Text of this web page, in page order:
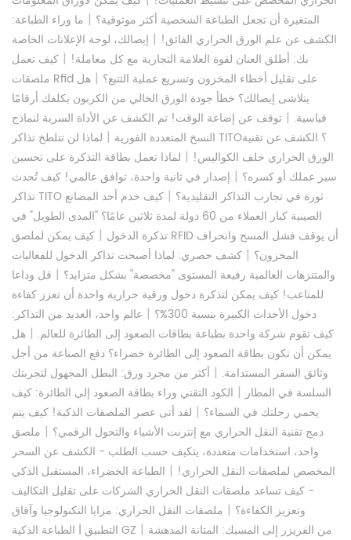
المتغيرة أن تجعل الطباعة الشخصية أكثر موثوقية؟ | ما وراء الطباعة:
الكشف عن علم الورق الحراري الفائق! | إيصالك، لوحة الإعلانات الخاصة
بك: أطلق العنان لقوة العلامة التجارية مع كل معاملة! | كيف تعمل
ملصقات Rfid على تقليل أخطاء المخزون وتسريع عملية التتبع؟ | هل
يتلاشى إيصالك؟ خطأ جودة الورق الخالي من الكربون يكلفك أرقامًا
قياسية. | توقف عن إضاعة الوقت! تم الكشف عن الأداة السرية لنماذج
النسخ المتعددة الفورية | لماذا لن تتلطخ تذاكر TITO؟ الكشف عن تقنية
الورق الحراري خلف الكواليس! | لماذا تعمل بطاقة التذكرة على تحسين
سير عملك أو كسره؟ | إصدار في ثانية واحدة، توافق عالمي! كيف تُحدث
تذاكر TITO ثورة في تجارب التذاكر التقليدية؟ | كيف خدم أحد المصانع
الصينية كبار العملاء من 60 دولة لمدة ثلاثين عامًا؟ "المدى الطويل" في
تذكرة الدخول | كيف يمكن لملصق RFID أن يوقف فشل المسح وانحراف
المخزون؟ | كشف حصري: لماذا أصبحت تذاكر الدخول للفعاليات
والمتنزهات العالمية رفيعة المستوى "مخصصة" بشكل متزايد؟ | قل وداعا
للمتاعب! كيف يمكن لتذكرة دخول ورقية حرارية واحدة أن تعزز كفاءة
دخول الأحداث الكبيرة بنسبة 300%؟
| عالم واحد، العديد من التذاكر:
كيف تقوم شركة واحدة بطباعة بطاقات الصعود إلى الطائرة للعالم. | هل
يمكن أن تكون بطاقة الصعود إلى الطائرة خضراء؟ دفع الصناعة من أجل
وثائق السفر المستدامة. | أكثر من مجرد ورق: البطل المجهول لتجربتك
السلسة في المطار | الكود التقني وراء بطاقة الصعود إلى الطائرة: كيف
يحمي رحلتك في السماء؟ | لقد أتى عصر الملصقات الذكية! كيف يتم
دمج تقنية النقل الحراري مع إنترنت الأشياء والتحول الرقمي؟ | ملصق
واحد، استخدامات متعددة، يتكيف حسب الطلب - الكشف عن السحر
المخصص لملصقات النقل الحراري! | الطباعة الخضراء، المستقبل الذكي
- كيف تساعد ملصقات النقل الحراري الشركات على تقليل التكاليف
وتعزيز الكفاءة؟ | ملصقات النقل الحراري: مزايا التكنولوجيا وآفاق
التطبيق | الطباعة الذكية GZ | من الفريزر إلى المسبك: المتانة المدهشة